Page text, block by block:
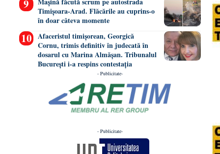
Timișoara-Arad. Flăcările au cuprins-o
în doar câteva momente
Afaceristul timișorean, Georgică
Cornu, trimis definitiv în judecată în
dosarul cu Marina Almășan. Tribunalul
București i-a respins contestația
- Publicitate-
- Publicitate-